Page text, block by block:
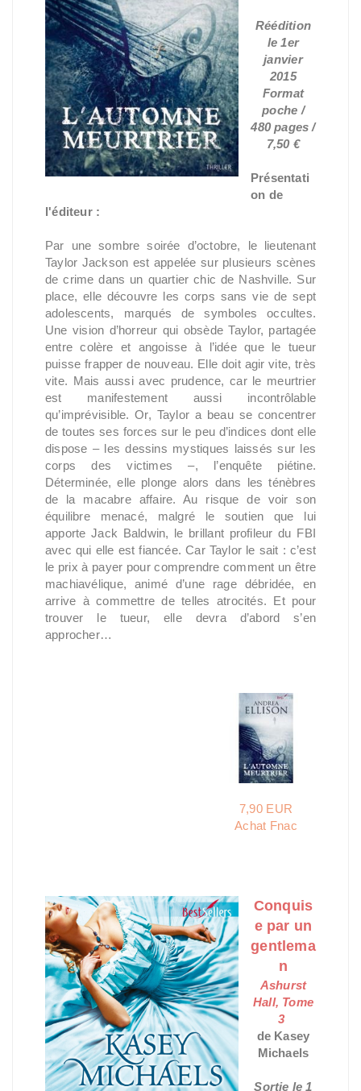
Réédition
le 1er
janvier
2015
Format
poche /
480 pages /
7,50 €
Présentati
on de
l'éditeur :
Par une sombre soirée d’octobre, le lieutenant
Taylor Jackson est appelée sur plusieurs scènes
de crime dans un quartier chic de Nashville. Sur
place, elle découvre les corps sans vie de sept
adolescents, marqués de symboles occultes.
Une vision d’horreur qui obsède Taylor, partagée
entre colère et angoisse à l’idée que le tueur
puisse frapper de nouveau. Elle doit agir vite, très
vite. Mais aussi avec prudence, car le meurtrier
est manifestement aussi incontrôlable
qu’imprévisible. Or, Taylor a beau se concentrer
de toutes ses forces sur le peu d’indices dont elle
dispose – les dessins mystiques laissés sur les
corps des victimes –, l’enquête piétine.
Déterminée, elle plonge alors dans les ténèbres
de la macabre affaire. Au risque de voir son
équilibre menacé, malgré le soutien que lui
apporte Jack Baldwin, le brillant profileur du FBI
avec qui elle est fiancée. Car Taylor le sait : c’est
le prix à payer pour comprendre comment un être
machiavélique, animé d’une rage débridée, en
arrive à commettre de telles atrocités. Et pour
trouver le tueur, elle devra d’abord s’en
approcher…
7,90 EUR
Achat Fnac
Conquis
e par un
gentlema
n
Ashurst
Hall, Tome
3
de Kasey
Michaels
Sortie le 1